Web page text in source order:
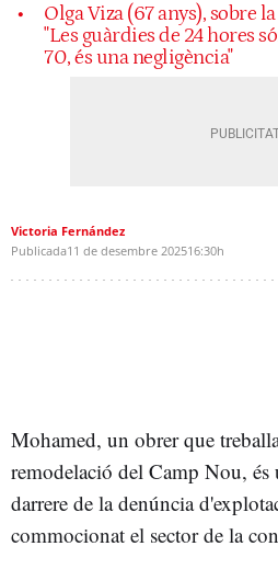
Olga Viza (67 anys), sobre
"Les guàrdies de 24 hores
70, és una negligència"
Victoria Fernández
Publicada11 de desembre 202516:30h
Mohamed, un obrer que
remodelació del Camp Nou, és
darrere de la denúncia
commocionat el sector de la